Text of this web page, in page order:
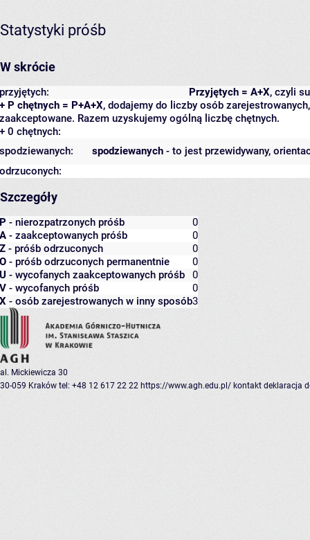
Statystyki próśb
W skrócie
Przyjętych = A+X, czyli
przyjętych:
+ P chętnych = P+A+X, dodajemy do liczby osób
zaakceptowane. Razem uzyskujemy ogólną liczbę chętnych.
+ 0 chętnych:
spodziewanych - to jest przewidywany,
spodziewanych:
odrzuconych:
Szczegóły
P - nierozpatrzonych próśb
0
A - zaakceptowanych próśb
0
Z - próśb odrzuconych
0
O - próśb odrzuconych permanentnie
0
U - wycofanych zaakceptowanych próśb
0
V - wycofanych próśb
0
X - osób zarejestrowanych w inny sposób3
al. Mickiewicza 30
30-059 Kraków tel: +48 12 617 22 22 https://www.agh.edu.pl/ kontakt deklaracja